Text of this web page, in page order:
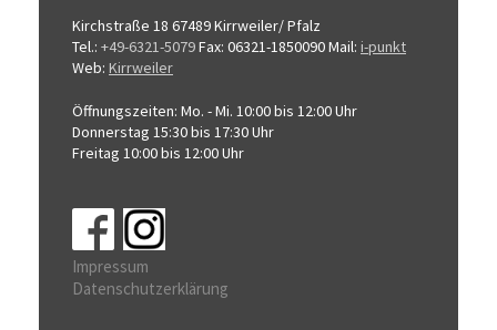
Kirchstraße 18 67489 Kirrweiler/ Pfalz
Tel.: +49-6321-5079Fax: 06321-1850090Mail: i-punkt
Web: Kirrweiler
Öffnungszeiten: Mo. - Mi. 10:00 bis 12:00 Uhr
Donnerstag 15:30 bis 17:30 Uhr
Freitag 10:00 bis 12:00 Uhr
Impressum
Datenschutzerklärung